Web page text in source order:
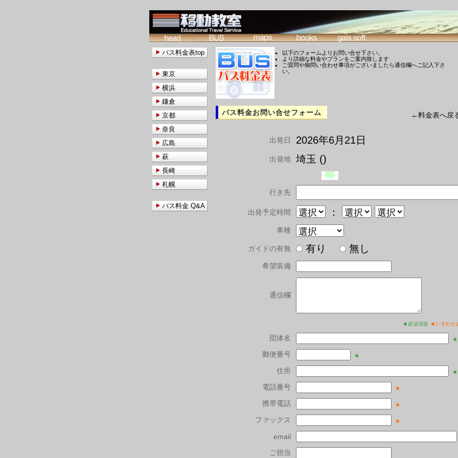
以下のフォームよりお問い合せ下さい。
より詳細な料金やプランをご案内致します
ご質問や御問い合わせ事項がございましたら通信欄へご記入下さ
い。
バス料金お問い合せフォーム ←料金表へ戻
出発日 2026年6月21日
出発地 埼玉 ()
行き先
出発予定時間 ：
車種
ガイドの有無 有り 無し
希望装備
通信欄
★必須項目 ★いずれか
団体名 ★
郵便番号 ★
住所 ★
電話番号 ★
携帯電話 ★
ファックス ★
email
ご担当
バス料金表top
東京
横浜
鎌倉
京都
奈良
広島
萩
長崎
札幌
バス料金 Q&A